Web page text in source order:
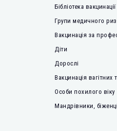
Бібліотека вакцинації
Групи медичного
Вакцинація за
Діти
Дорослі
Вакцинація вагітних
Особи похилого віку
Мандрівники,